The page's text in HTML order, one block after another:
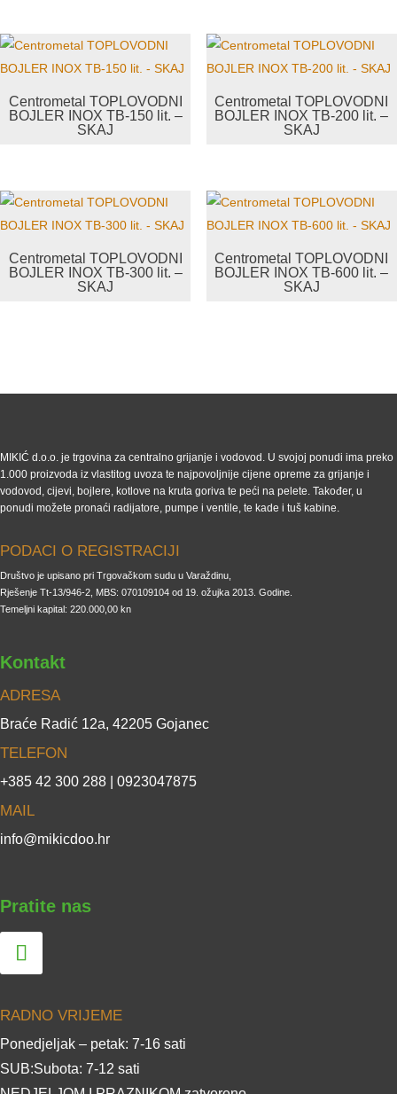
Centrometal TOPLOVODNI
BOJLER INOX TB-150 lit. –
SKAJ
Centrometal TOPLOVODNI
BOJLER INOX TB-200 lit. –
SKAJ
Centrometal TOPLOVODNI
BOJLER INOX TB-300 lit. –
SKAJ
Centrometal TOPLOVODNI
BOJLER INOX TB-600 lit. –
SKAJ
MIKIĆ d.o.o. je trgovina za centralno grijanje i vodovod. U svojoj ponudi ima preko
1.000 proizvoda iz vlastitog uvoza te najpovoljnije cijene opreme za grijanje i
vodovod, cijevi, bojlere, kotlove na kruta goriva te peći na pelete. Također, u
ponudi možete pronaći radijatore, pumpe i ventile, te kade i tuš kabine.
PODACI O REGISTRACIJI
Društvo je upisano pri Trgovačkom sudu u Varaždinu,
Rješenje Tt-13/946-2, MBS: 070109104 od 19. ožujka 2013. Godine.
Temeljni kapital: 220.000,00 kn
Kontakt
ADRESA
Braće Radić 12a, 42205 Gojanec
TELEFON
+385 42 300 288 | 0923047875
MAIL
info@mikicdoo.hr
Pratite nas
RADNO VRIJEME
Ponedjeljak – petak: 7-16 sati
SUB:Subota: 7-12 sati